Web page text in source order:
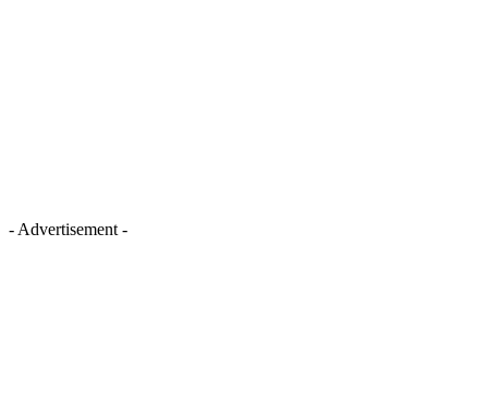
- Advertisement -